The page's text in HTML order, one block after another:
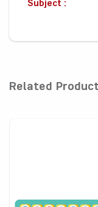
Subject :
Related